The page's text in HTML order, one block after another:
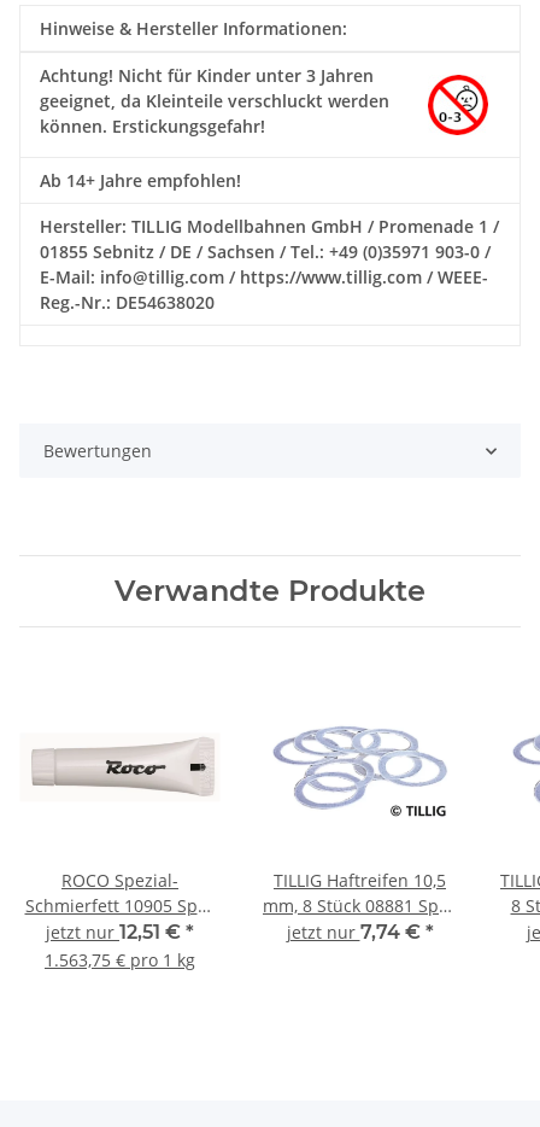
Hinweise & Hersteller Informationen:
Achtung! Nicht für Kinder unter 3 Jahren
geeignet, da Kleinteile verschluckt werden
können. Erstickungsgefahr!
Ab 14+ Jahre empfohlen!
Hersteller: TILLIG Modellbahnen GmbH / Promenade 1 /
01855 Sebnitz / DE / Sachsen / Tel.: +49 (0)35971 903-0 /
E-Mail: info@tillig.com / https://www.tillig.com / WEEE-
Reg.-Nr.: DE54638020
Bewertungen
Verwandte Produkte
ROCO Spezial-
Schmierfett 10905 Spur
Neutral
jetzt nur 12,51 € *
1.563,75 € pro 1 kg
TILLIG Haftreifen 10,5
mm, 8 Stück 08881 Spur
TT
jetzt nur 7,74 € *
8